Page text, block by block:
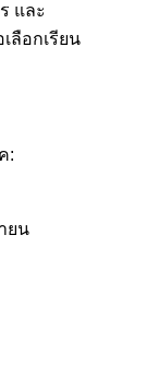
และ
ลือกเรียน
:
ยน